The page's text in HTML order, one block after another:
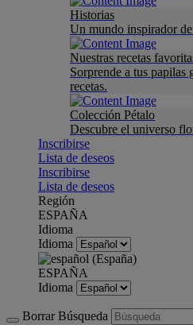
Historias
Un mundo inspirador
Nuestras recetas
Sorprende a tus papilas
recetas.
Colección Pétalo
Descubre el universo
Inscribirse
Lista de deseos
Inscribirse
Lista de deseos
Región
ESPAÑA
Idioma
Idioma
ESPAÑA
Idioma
Borrar Búsqueda